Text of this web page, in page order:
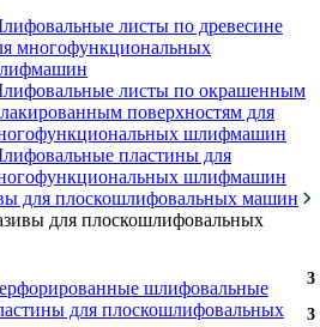
листы по древесине
многофункциональных
листы по окрашенным
поверхностям для
шлифмашин
пластины для
шлифмашин
для плоскошлифовальных машин
для плоскошлифовальных
шлифовальные
для плоскошлифовальных
3
3